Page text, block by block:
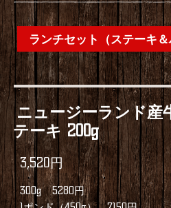
ランチセット（ステーキ＆
ニュージーランド産
テーキ 200g
3,520円
300g 5280円